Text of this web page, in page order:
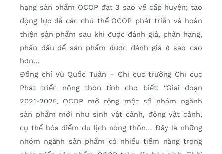
hạng sản phẩm OCOP đạt 3 sao về cấp huyện; tạo
động lực để các chủ thể OCOP phát triển và hoàn
thiện sản phẩm sau khi được đánh giá, phân hạng,
phấn đấu để sản phẩm được đánh giá ở sao cao
hơn…
Đồng chí Vũ Quốc Tuấn – Chi cục trưởng Chi cục
Phát triển nông thôn tỉnh cho biết: “Giai đoạn
2021-2025, OCOP mở rộng một số nhóm ngành
sản phẩm mới như sinh vật cảnh, động vật cảnh,
cụ thể hóa điểm du lịch nông thôn… Đây là những
nhóm ngành sản phẩm có nhiều tiềm năng trong